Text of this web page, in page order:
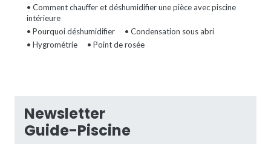
• Comment chauffer et déshumidifier une pièce avec piscine
intérieure
• Pourquoi déshumidifier
• Condensation sous abri
• Hygrométrie
• Point de rosée
Newsletter
Guide-Piscine